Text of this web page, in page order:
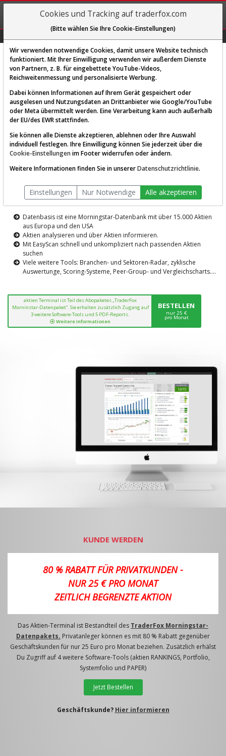
REGIS-
TRIEREN
Diese Funktion ist nur für
AKTIEN-TERMINAL
Die Aktienanalyse-Plattform von
TraderFox
Datenbasis ist eine Morningstar-Datenbank mit über 15.000 Aktien
aus Europa und den USA
Aktien analysieren und über Aktien informieren.
Mit EasyScan schnell und unkompliziert nach passenden Aktien
suchen
Viele weitere Tools: Branchen- und Sektoren-Radar, zyklische
Auswertunge, Scoring-Systeme, Peer-Group- und Vergleichscharts....
aktien Terminal ist Teil des Abopaketes „TraderFox
Morninstar-Datenpaket“. Sie erhalten zusätzlich Zugang auf
3 weitere Software-Tools und 5 PDF-Reports.
Weitere Informationen
BESTELLEN
nur 25 €
pro Monat
KUNDE WERDEN
80 % RABATT FÜR PRIVATKUNDEN -
NUR 25 € PRO MONAT
ZEITLICH BEGRENZTE AKTION
Das Aktien-Terminal ist Bestandteil des TraderFox Morningstar-
Datenpakets. Privatanleger können es mit 80 % Rabatt gegenüber
Geschäftskunden für nur 25 Euro pro Monat beziehen. Zusätzlich erhälst
Du Zugriff auf 4 weitere Software-Tools (aktien RANKINGS, Portfolio,
Systemfolio und PAPER)
Jetzt Bestellen
Geschäftskunde? Hier informieren
Cookies und Tracking auf traderfox.com
(Bitte wählen Sie Ihre Cookie-Einstellungen)
Wir verwenden notwendige Cookies, damit unsere Website technisch
funktioniert. Mit Ihrer Einwilligung verwenden wir außerdem Dienste
von Partnern, z. B. für eingebettete YouTube-Videos,
Reichweitenmessung und personalisierte Werbung.
Dabei können Informationen auf Ihrem Gerät gespeichert oder
ausgelesen und Nutzungsdaten an Drittanbieter wie Google/YouTube
oder Meta übermittelt werden. Eine Verarbeitung kann auch außerhalb
der EU/des EWR stattfinden.
Sie können alle Dienste akzeptieren, ablehnen oder Ihre Auswahl
individuell festlegen. Ihre Einwilligung können Sie jederzeit über die
Cookie-Einstellungen im Footer widerrufen oder ändern.
Weitere Informationen finden Sie in unsererDatenschutzrichtlinie.
Einstellungen Nur Notwendige Alle akzeptieren